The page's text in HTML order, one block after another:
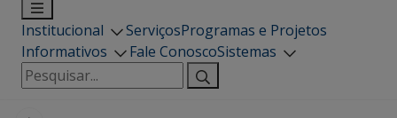
Institucional ServiçosProgramas e Projetos
Informativos
Fale ConoscoSistemas
Pesquisar
por: